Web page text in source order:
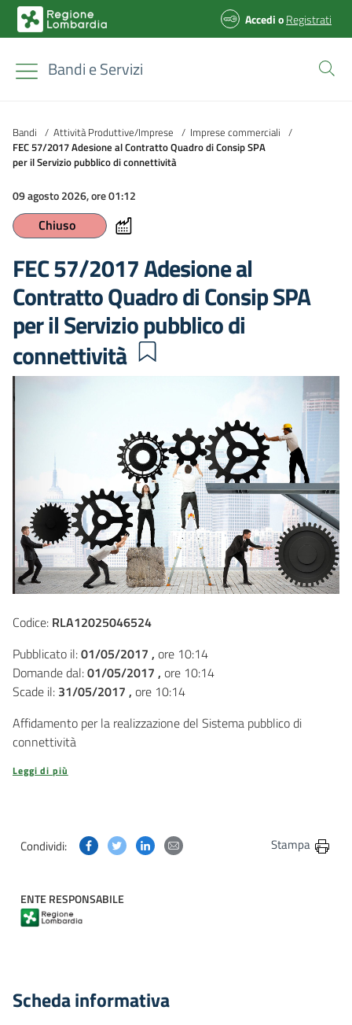
AccedioRegistrati
Bandi e Servizi
Bandi / Attività Produttive/Imprese / Imprese commerciali /
FEC 57/2017 Adesione al Contratto Quadro di Consip SPA
per il Servizio pubblico di connettività
09 agosto 2026, ore 01:12
Chiuso
FEC 57/2017 Adesione al
Contratto Quadro di Consip SPA
per il Servizio pubblico di
connettività
Codice: RLA12025046524
Pubblicato il:01/05/2017 , ore 10:14
Domande dal:01/05/2017 , ore 10:14
Scade il: 31/05/2017 , ore 10:14
Affidamento per la realizzazione del Sistema pubblico di
connettività
Leggi di più
Condividi: Condividi questa pagina su Facebook
Condividi questa pagina su Twitter
Condividi questa pagina su Linkedin
Condividi questa pagina via
Stampa
ENTE RESPONSABILE
Scheda informativa